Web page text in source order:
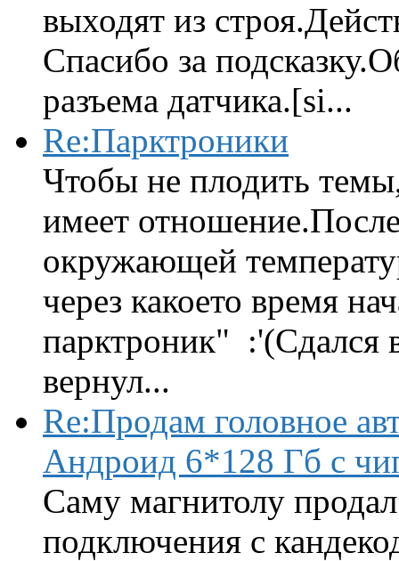
выходят из
Спасибо за
разъема датчика.[si...
Re:Парктроники
Чтобы не плодить
имеет
окружающей
через какоето время
парктроник" :'(Сдался
вернул...
Re:Продам головное
Андроид 6*128 Гб с
Саму магнитолу
подключения с